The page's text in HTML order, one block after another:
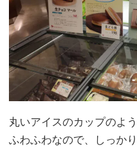
丸いアイスのカップのよ
ふわふわなので、しっか